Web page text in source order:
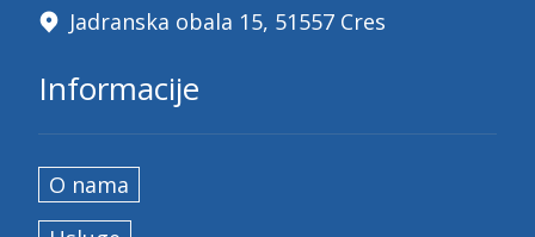
Jadranska obala 15, 51557 Cres
Informacije
O nama